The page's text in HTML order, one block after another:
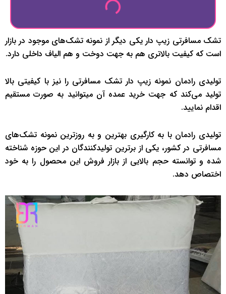
تشک مسافرتی زیپ دار یکی دیگر از نمونه تشک‎‌های موجود در بازار
است که کیفیت بالاتری هم به جهت دوخت و هم الیاف داخلی دارد.
تولیدی رادمان نمونه زیپ دار تشک مسافرتی را نیز با کیفیتی بالا
تولید می‌کند که جهت خرید عمده آن میتوانید به صورت مستقیم
اقدام نمایید.
تولیدی رادمان با به کارگیری بهترین و به روزترین نمونه تشک‌های
مسافرتی در کشور، یکی از برترین تولیدکنندگان در این حوزه شناخته
شده و توانسته حجم بالایی از بازار فروش این محصول را به خود
اختصاص دهد.